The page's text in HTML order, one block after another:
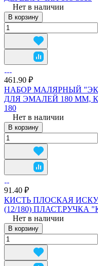
Нет в наличии
В корзину
461.90 ₽
НАБОР МАЛЯРНЫЙ
ДЛЯ ЭМАЛЕЙ 180 ММ,
180
Нет в наличии
В корзину
91.40 ₽
КИСТЬ ПЛОСКАЯ
(12/180) ПЛАСТ.РУЧКА
Нет в наличии
В корзину